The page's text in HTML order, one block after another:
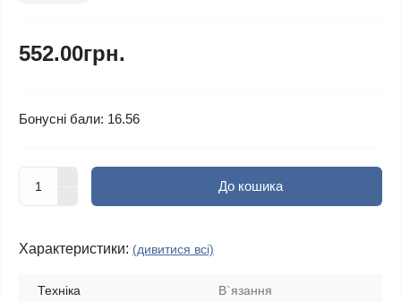
552.00грн.
Бонусні бали: 16.56
До кошика
Характеристики: (дивитися всі)
Техніка В`язання